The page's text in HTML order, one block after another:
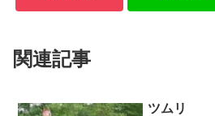
関連記事
ツムリ